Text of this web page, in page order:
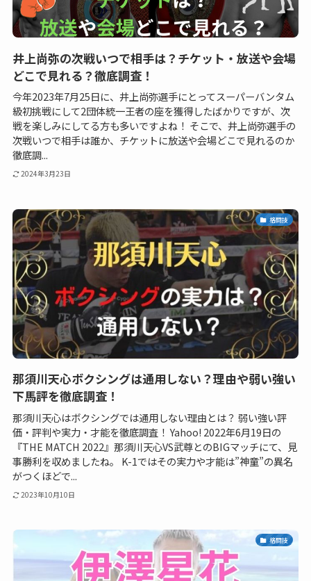
井上尚弥の次戦いつで相手は？チケット・放送や会場
どこで見れる？徹底調査！
今年2023年7月25日に、井上尚弥選手にとってスーパーバンタム
級初挑戦にして2団体統一王者の座を獲得したばかりですが、次
戦を楽しみにしてる方も多いですよね！ そこで、井上尚弥選手の
次戦いつで相手は誰か、チケットに放送や会場どこで見れるのか
徹底調...
2024年3月23日
格闘技
那須川天心ボクシングは通用しない？理由や弱い強い
下馬評を徹底調査！
那須川天心はボクシングでは通用しない理由とは？ 弱い強い評
価・評判や実力・才能を徹底調査！ Yahoo! 2022年6月19日の
『THE MATCH 2022』那須川天心VS武尊とのBIGマッチにて、見
事勝利を収めましたね。 K-1ではその実力や才能は”神童”の異名
がつくほどで...
2023年10月10日
格闘技